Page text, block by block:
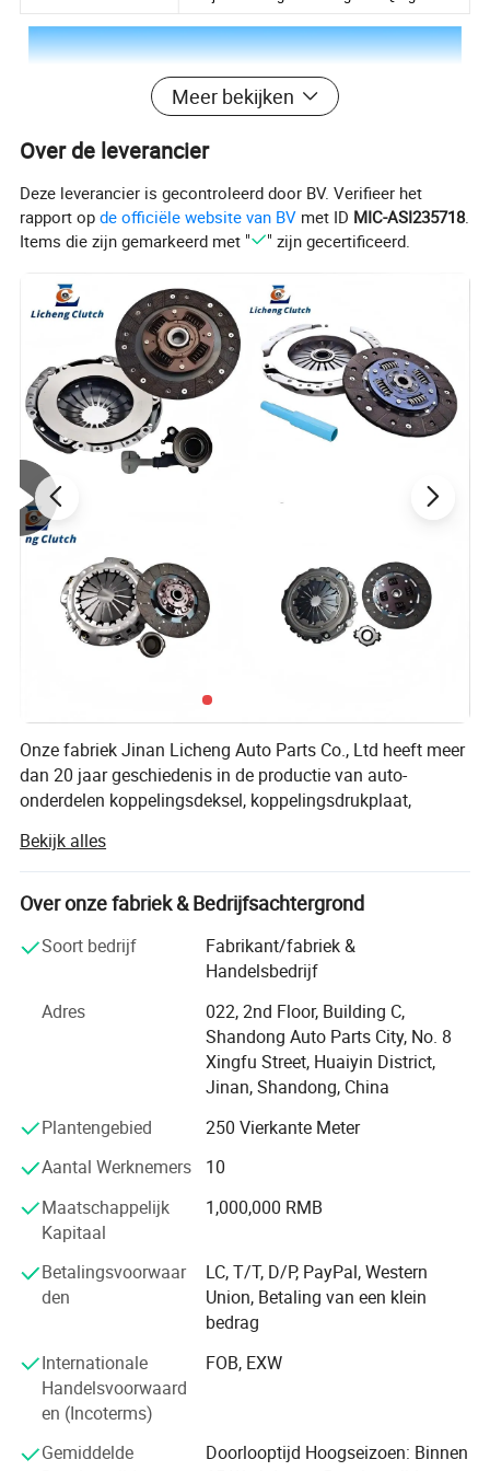
Gedetailleerde foto's
Meer bekijken
Over de leverancier
Deze leverancier is gecontroleerd door BV. Verifieer het
rapport opde officiële website van BV met ID MIC-ASI235718.
Items die zijn gemarkeerd met "
" zijn gecertificeerd.
Onze fabriek Jinan Licheng Auto Parts Co., Ltd heeft meer
dan 20 jaar geschiedenis in de productie van auto-
onderdelen koppelingsdeksel, koppelingsdrukplaat,
Geavanceerde productie-apparatuur, rijpe
productietechnologie, Vertial supply chain, betrouwbare
kwaliteit, oprechte service laten we de goede markt van
auto-onderdelen winnen. Onze producten omvatten
Japanse, Duitse, Amerikaanse en Koreaanse modellen.
lange tijd leverancier van verschillende bekende merken.
Onze after-sales service is ook eersteklas. Zeker, we zijn
altijd al de betrouwbare leverancier van binnenlandse
auto-modellen geweest. We zijn strategische partners.
Wat het kwaliteitssysteem betreft, hebben we de
ISO16949-certificering voor kwaliteitssysteem gehaald, en
strikt opgezet en uitgevoerd in overeenstemming met de
systeemvereisten. Dit zorgt voor de stabiliteit van de
productkwaliteit. We hebben een speciale afdeling voor
kwaliteitsinspectie en willekeurig monsternamepersoneel,
en we zullen nooit toestaan dat defecte producten de
Wat betreft productverpakkingen gebruiken we meestal
roestbestendig papier en roestbestendige zakken voor de
verpakking, en verpakken deze uiteindelijk in een
buitendoos. Dubbele roestwerende bescherming biedt een
Bekijk alles
Over onze fabriek & Bedrijfsachtergrond
Soort bedrijf
Fabrikant/fabriek &
Handelsbedrijf
Adres
022, 2nd Floor, Building C,
Shandong Auto Parts City, No. 8
Xingfu Street, Huaiyin District,
Jinan, Shandong, China
Plantengebied
250 Vierkante Meter
Aantal Werknemers
10
Maatschappelijk
Kapitaal
1,000,000 RMB
Betalingsvoorwaar
den
LC, T/T, D/P, PayPal, Western
Union, Betaling van een klein
bedrag
Internationale
Handelsvoorwaard
en (Incoterms)
FOB, EXW
Gemiddelde
Doorlooptijd Hoogseizoen: Binnen